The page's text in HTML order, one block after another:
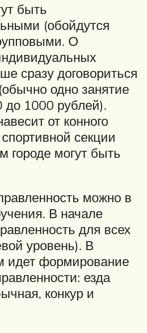
быть
(обойдутся
О
сразу договориться
одно занятие
до 1000 рублей).
от конного
секции
городе могут быть
можно в
В начале
для всех
уровень). В
идет формирование
езда
конкур и